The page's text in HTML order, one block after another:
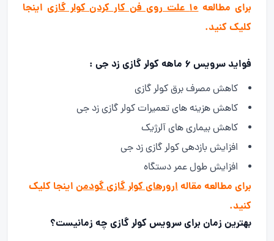
برای مطالعه10 علت روی فن کار کردن کولر گازی
اینجا
کلیک کنید.
فواید سرویس 6 ماهه کولر گازی زد جی :
کاهش مصرف برق کولر گازی
کاهش هزینه های تعمیرات کولر گازی زد جی
کاهش بیماری های آلرژیک
افزایش بازدهی کولر گازی زد جی
افزایش طول عمر دستگاه
برای مطالعه مقالهارورهای کولر گازی گودمن اینجا کلیک
کنید.
بهترین زمان برای سرویس کولر گازی چه زمانیست؟